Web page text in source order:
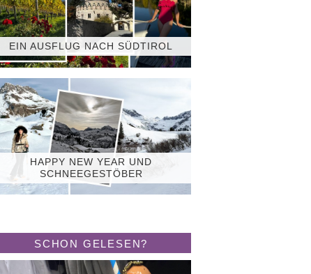
EIN AUSFLUG NACH SÜDTIROL
HAPPY NEW YEAR UND
SCHNEEGESTÖBER
SCHON GELESEN?